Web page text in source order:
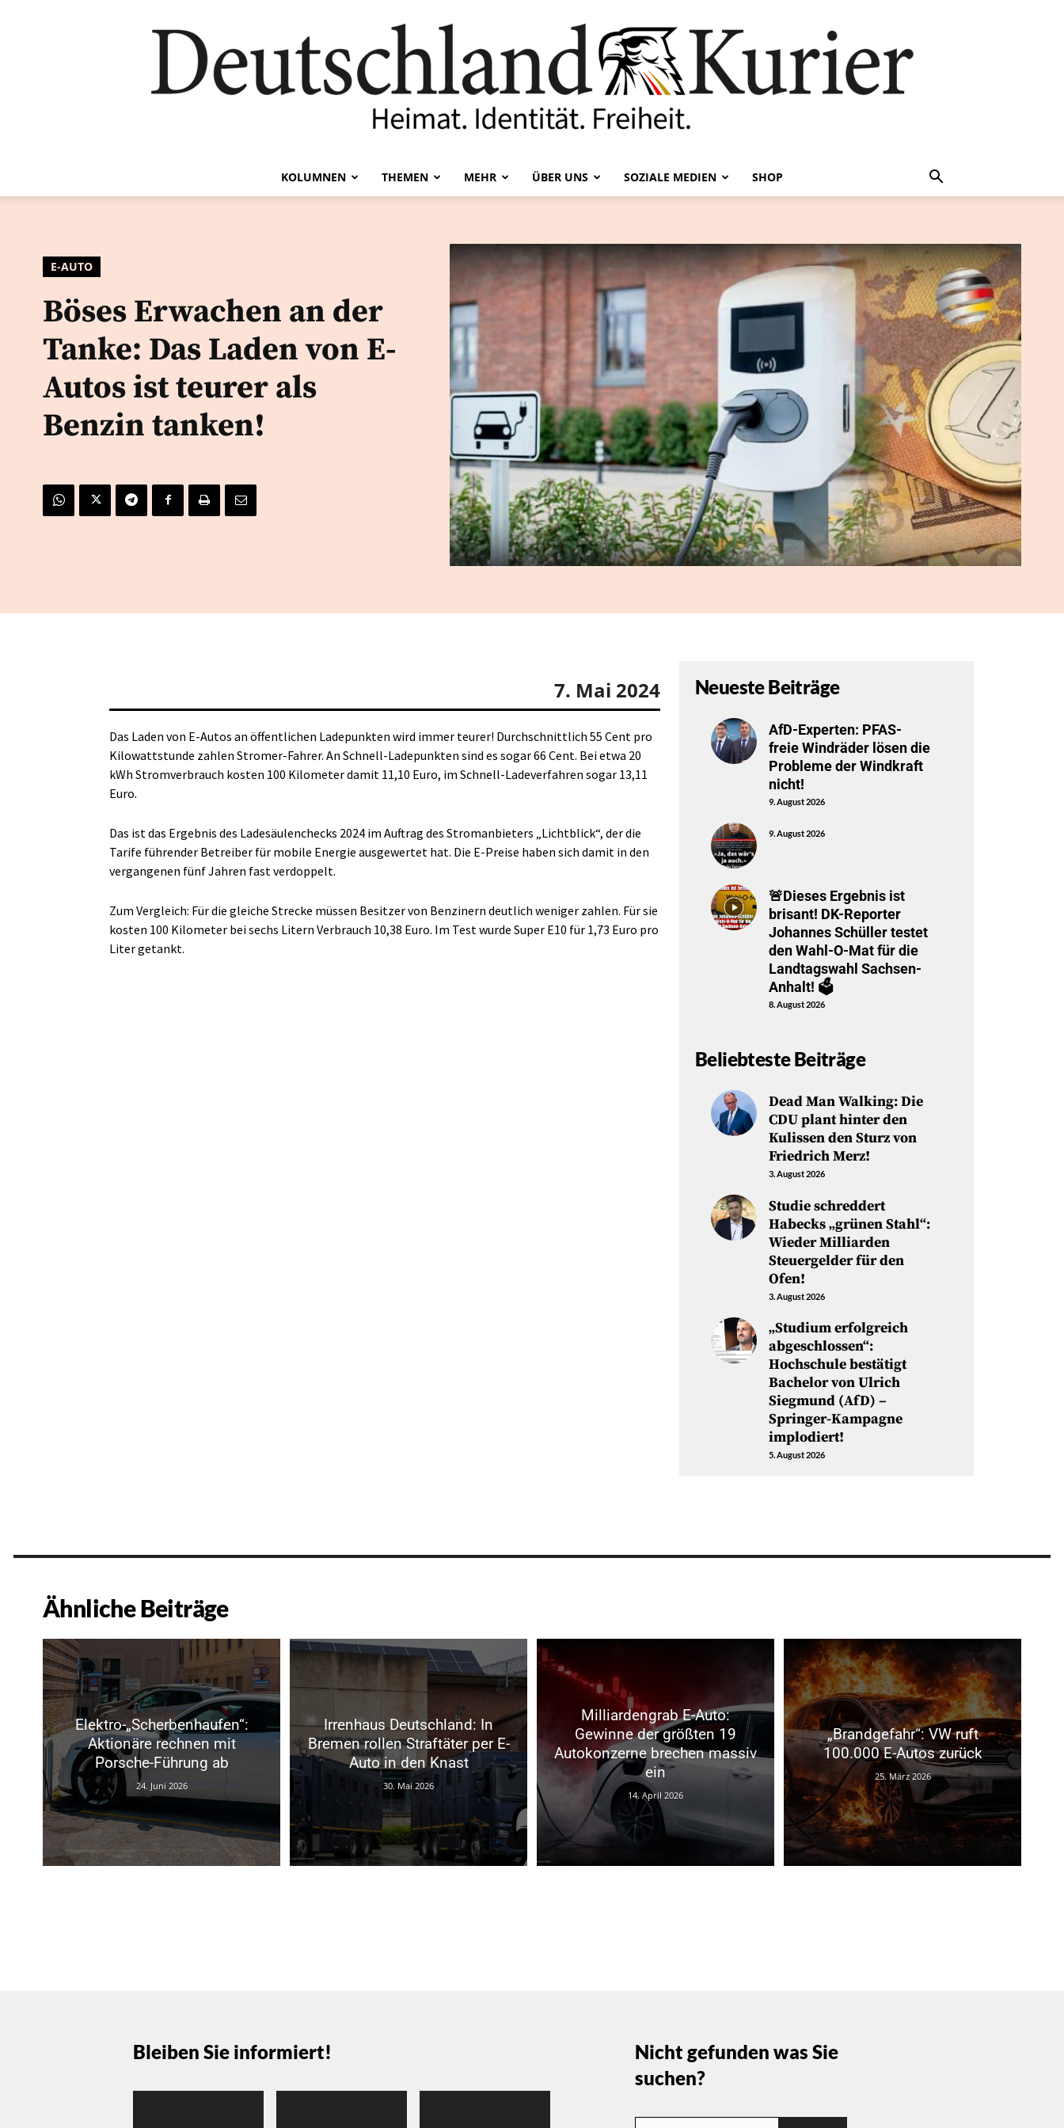
KOLUMNEN THEMEN MEHR ÜBER UNS SOZIALE MEDIEN SHOP
E-AUTO
Böses Erwachen an der
Tanke: Das Laden von E-
Autos ist teurer als
Benzin tanken!
7. Mai 2024
Das Laden von E-Autos an öffentlichen Ladepunkten wird immer teurer! Durchschnittlich 55 Cent pro
Kilowattstunde zahlen Stromer-Fahrer. An Schnell-Ladepunkten sind es sogar 66 Cent. Bei etwa 20
kWh Stromverbrauch kosten 100 Kilometer damit 11,10 Euro, im Schnell-Ladeverfahren sogar 13,11
Euro.
Das ist das Ergebnis des Ladesäulenchecks 2024 im Auftrag des Stromanbieters „Lichtblick“, der die
Tarife führender Betreiber für mobile Energie ausgewertet hat. Die E-Preise haben sich damit in den
vergangenen fünf Jahren fast verdoppelt.
Zum Vergleich: Für die gleiche Strecke müssen Besitzer von Benzinern deutlich weniger zahlen. Für sie
kosten 100 Kilometer bei sechs Litern Verbrauch 10,38 Euro. Im Test wurde Super E10 für 1,73 Euro pro
Liter getankt.
Neueste Beiträge
AfD-Experten: PFAS-
freie Windräder lösen die
Probleme der Windkraft
nicht!
9. August 2026
9. August 2026
🚨Dieses Ergebnis ist
brisant! DK-Reporter
Johannes Schüller testet
den Wahl-O-Mat für die
Landtagswahl Sachsen-
Anhalt! 🗳️
8. August 2026
Beliebteste Beiträge
Dead Man Walking: Die
CDU plant hinter den
Kulissen den Sturz von
Friedrich Merz!
3. August 2026
Studie schreddert
Habecks „grünen Stahl“:
Wieder Milliarden
Steuergelder für den
Ofen!
3. August 2026
„Studium erfolgreich
abgeschlossen“:
Hochschule bestätigt
Bachelor von Ulrich
Siegmund (AfD) –
Springer-Kampagne
implodiert!
5. August 2026
Ähnliche Beiträge
Elektro-„Scherbenhaufen“:
Aktionäre rechnen mit
Porsche-Führung ab
24. Juni 2026
Irrenhaus Deutschland: In
Bremen rollen Straftäter per E-
Auto in den Knast
30. Mai 2026
Milliardengrab E-Auto:
Gewinne der größten 19
Autokonzerne brechen massiv
ein
14. April 2026
„Brandgefahr“: VW ruft
100.000 E-Autos zurück
25. März 2026
Bleiben Sie informiert!
Nicht gefunden was Sie
suchen?